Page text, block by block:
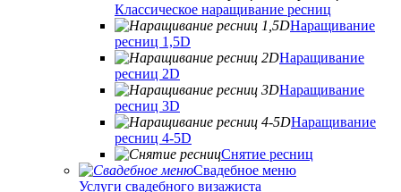
Классическое наращивание ресниц
Наращивание
ресниц 1,5D
Наращивание
ресниц 2D
Наращивание
ресниц 3D
Наращивание
ресниц 4-5D
Снятие ресниц
Свадебное меню
Услуги свадебного визажиста